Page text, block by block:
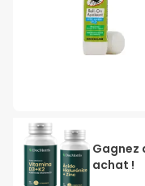
Gagnez
achat !